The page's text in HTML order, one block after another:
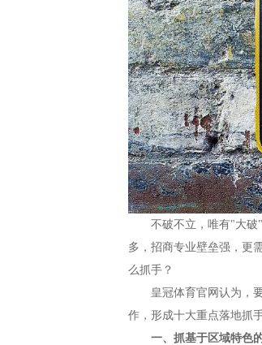
不破不立，唯有"大破
多，招商专业壁垒强，更
么抓手？
皇冠体育官网认为，
作，形成十大重点落地抓手
一、抓基于区域特色